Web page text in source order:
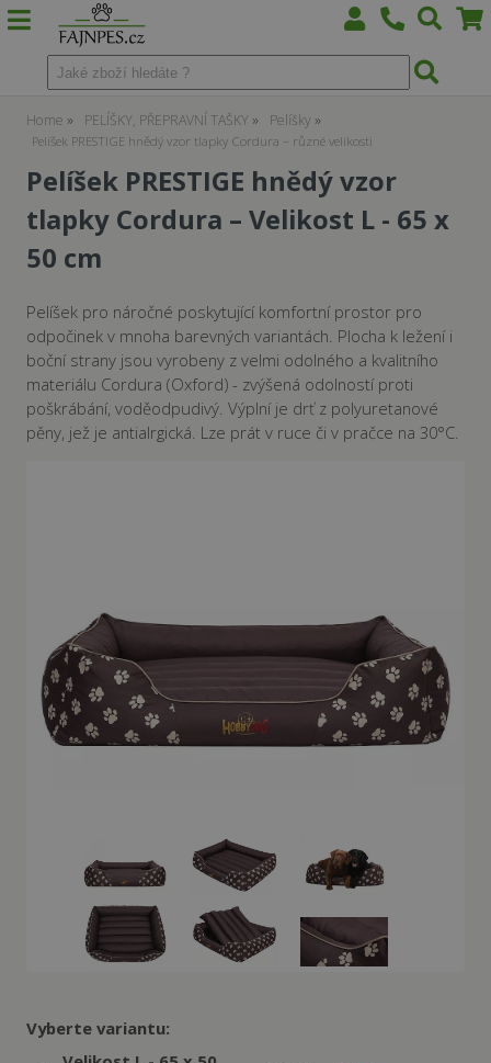
Home PELÍŠKY, PŘEPRAVNÍ TAŠKY Pelíšky
Pelíšek PRESTIGE hnědý vzor tlapky Cordura – různé velikosti
Pelíšek PRESTIGE hnědý vzor
tlapky Cordura – Velikost L - 65 x
50 cm
Pelíšek pro náročné poskytující komfortní prostor pro
odpočinek v mnoha barevných variantách. Plocha k ležení i
boční strany jsou vyrobeny z velmi odolného a kvalitního
materiálu Cordura (Oxford) - zvýšená odolností proti
poškrábání, voděodpudivý. Výplní je drť z polyuretanové
pěny, jež je antialrgická. Lze prát v ruce či v pračce na 30°C.
Vyberte variantu: